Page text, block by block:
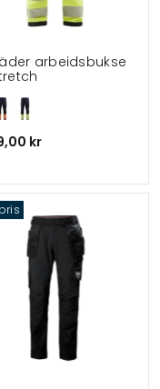
arbeidsbukse
kr